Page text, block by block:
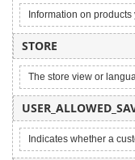
Information on
STORE
The store view or
Indicates whether a